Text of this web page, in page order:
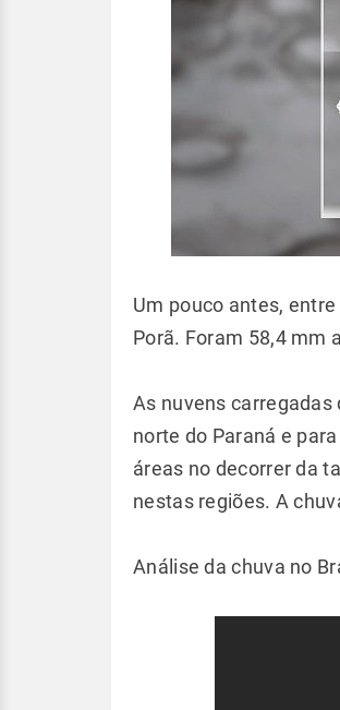
Um pouco antes,
Porã. Foram 58,4 mm
As nuvens carregadas
norte do Paraná e
áreas no decorrer da
nestas regiões. A
Análise da chuva no